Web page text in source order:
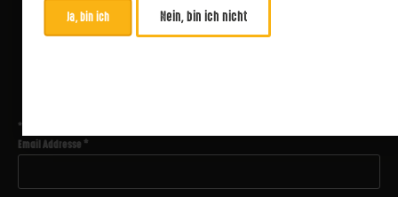
*
Email Addresse*
Ja, bin ich Nein, bin ich nicht